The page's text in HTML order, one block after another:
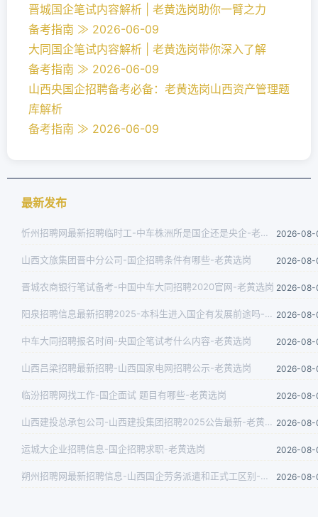
晋城国企笔试内容解析 | 老黄选岗助你一臂之力
备考指南 ≫ 2026-06-09
大同国企笔试内容解析 | 老黄选岗带你深入了解
备考指南 ≫ 2026-06-09
山西央国企招聘备考必备：老黄选岗山西资产管理题
库解析
备考指南 ≫ 2026-06-09
最新发布
忻州招聘网最新招聘临时工-中车株洲所是国企还是央企-老黄选岗 2026-08-
山西文旅集团晋中分公司-国企招聘条件有哪些-老黄选岗 2026-08-
晋城农商银行笔试备考-中国中车大同招聘2020官网-老黄选岗 2026-08-
阳泉招聘信息最新招聘2025-本科生进入国企有发展前途吗-老黄选岗 2026-08-
中车大同招聘报名时间-央国企笔试考什么内容-老黄选岗 2026-08-
山西吕梁招聘最新招聘-山西国家电网招聘公示-老黄选岗 2026-08-
临汾招聘网找工作-国企面试 题目有哪些-老黄选岗 2026-08-
山西建投总承包公司-山西建投集团招聘2025公告最新-老黄选岗 2026-08-
运城大企业招聘信息-国企招聘求职-老黄选岗 2026-08-
朔州招聘网最新招聘信息-山西国企劳务派遣和正式工区别-老黄选岗 2026-08-